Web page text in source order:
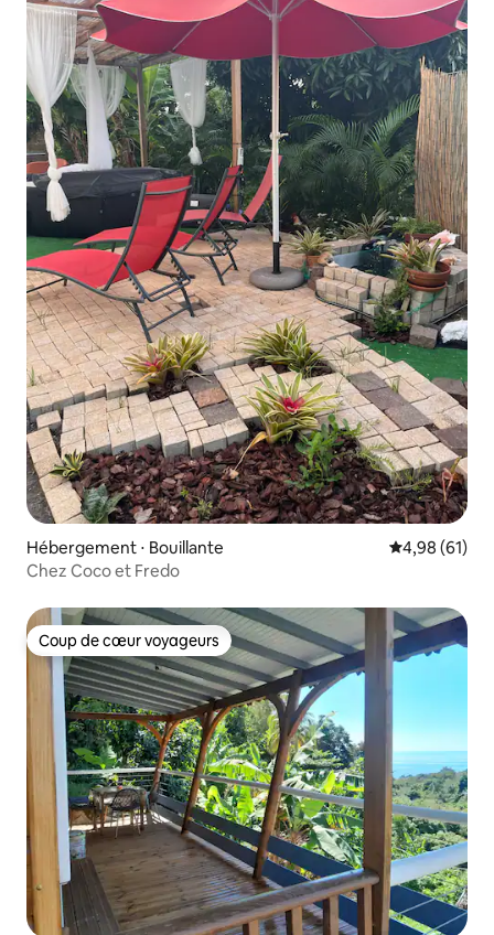
Hébergement ⋅ Bouillante Évaluation
4,98 (61)
Chez Coco et Fredo
Coup de cœur voyageurs
Coup de cœur voyageurs